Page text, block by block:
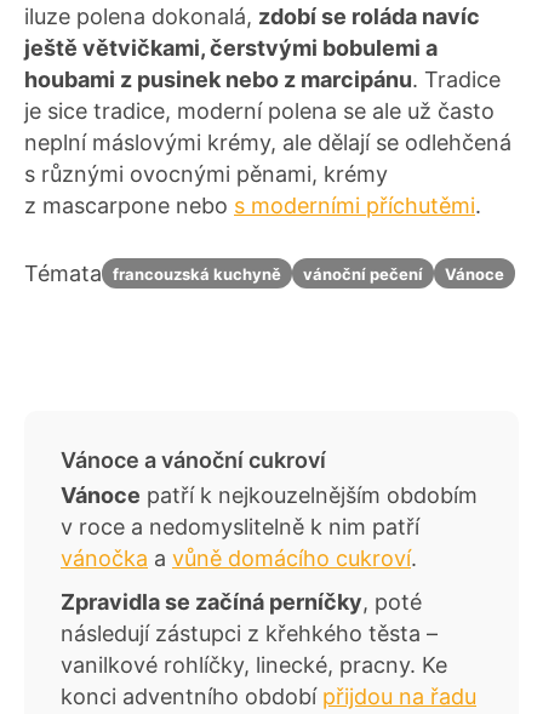
iluze polena dokonalá, zdobí se roláda navíc
ještě větvičkami, čerstvými bobulemi a
houbami z pusinek nebo z marcipánu. Tradice
je sice tradice, moderní polena se ale už často
neplní máslovými krémy, ale dělají se odlehčená
s různými ovocnými pěnami, krémy
z mascarpone nebo s moderními příchutěmi.
Témata francouzská kuchyně vánoční pečení Vánoce
Vánoce a vánoční cukroví
Vánoce patří k nejkouzelnějším obdobím
v roce a nedomyslitelně k nim patří
vánočka a vůně domácího cukroví.
Zpravidla se začíná perníčky, poté
následují zástupci z křehkého těsta –
vanilkové rohlíčky, linecké, pracny. Ke
konci adventního období přijdou na řadu